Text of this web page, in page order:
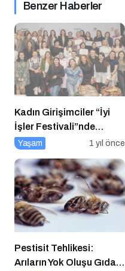
Benzer Haberler
Kadın Girişimciler “İyi
İşler Festivali”nde
Buluştu
Yaşam 1 yıl önce
Pestisit Tehlikesi:
Arıların Yok Oluşu Gıda